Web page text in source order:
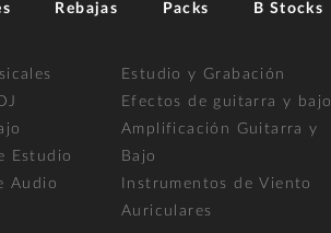
Rebajas Packs B Stocks
Estudio
Audio
Estudio y Grabación
Efectos de guitarra y bajo
Amplificación Guitarra y
Bajo
Instrumentos de Viento
Auriculares